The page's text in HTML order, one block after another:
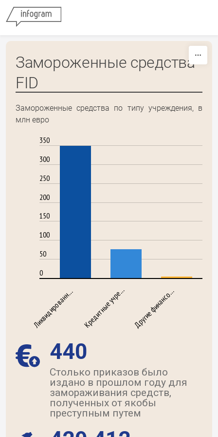
Замороженные средства
FID
Замороженные средства по типу учреждения, в
млн евро
350
300
250
200
150
100
50
0
Ликвидированн… Кредитные учре… Другие финансо…
440
Столько приказов было
издано в прошлом году для
замораживания средств,
полученных от якобы
преступным путем